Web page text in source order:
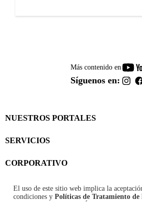
Más contenido en
Síguenos en:
NUESTROS PORTALES
SERVICIOS
CORPORATIVO
El uso de este sitio web implica la
condiciones y Políticas de Tratamiento